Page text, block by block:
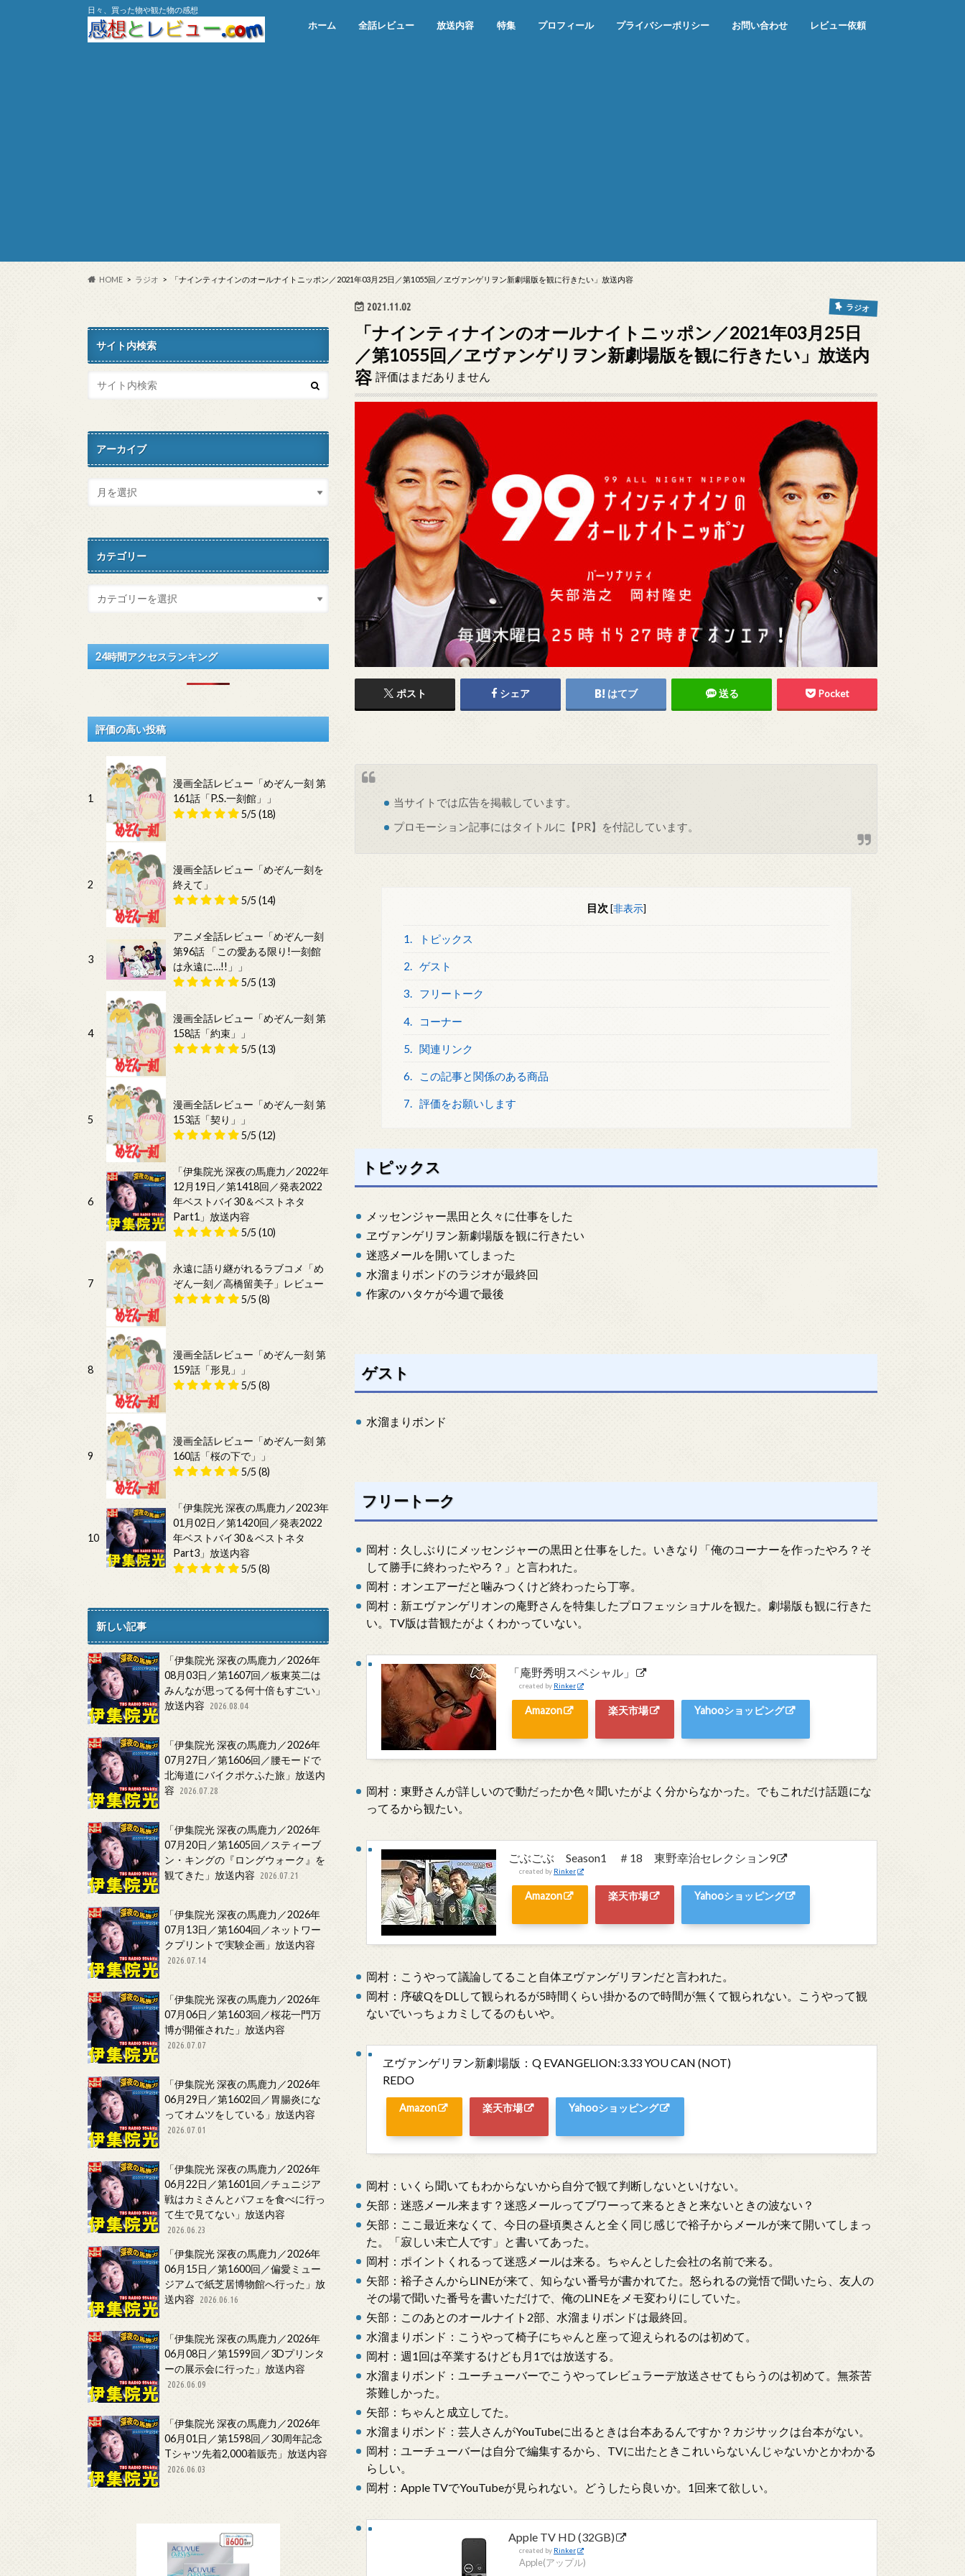
日々、買った物や観た物の感想
ホーム 全話レビュー 放送内容 特集 プロフィール プライバシーポリシー お問い合わせ レビュー依頼
HOME ラジオ 「ナインティナインのオールナイトニッポン／2021年03月25日／第1055回／ヱヴァンゲリヲン新劇場版を観に行きたい」放送内容
2021.11.02 ラジオ
「ナインティナインのオールナイトニッポン／2021年03月25日
／第1055回／ヱヴァンゲリヲン新劇場版を観に行きたい」放送内
容 評価はまだありません
ポスト シェア はてブ 送る Pocket
当サイトでは広告を掲載しています。
プロモーション記事にはタイトルに【PR】を付記しています。
目次 [非表示]
1. トピックス
2. ゲスト
3. フリートーク
4. コーナー
5. 関連リンク
6. この記事と関係のある商品
7. 評価をお願いします
トピックス
メッセンジャー黒田と久々に仕事をした
ヱヴァンゲリヲン新劇場版を観に行きたい
迷惑メールを開いてしまった
水溜まりボンドのラジオが最終回
作家のハタケが今週で最後
ゲスト
水溜まりボンド
フリートーク
岡村：久しぶりにメッセンジャーの黒田と仕事をした。いきなり「俺のコーナーを作ったやろ？そ
して勝手に終わったやろ？」と言われた。
岡村：オンエアーだと噛みつくけど終わったら丁寧。
岡村：新エヴァンゲリオンの庵野さんを特集したプロフェッショナルを観た。劇場版も観に行きた
い。TV版は昔観たがよくわかっていない。
「庵野秀明スペシャル」
created by Rinker
Amazon 楽天市場 Yahooショッピング
岡村：東野さんが詳しいので動だったか色々聞いたがよく分からなかった。でもこれだけ話題にな
ってるから観たい。
ごぶごぶ Season1 ＃18 東野幸治セレクション9
created by Rinker
Amazon 楽天市場 Yahooショッピング
岡村：こうやって議論してること自体ヱヴァンゲリヲンだと言われた。
岡村：序破QをDLして観られるが5時間くらい掛かるので時間が無くて観られない。こうやって観
ないでいっちょカミしてるのもいや。
ヱヴァンゲリヲン新劇場版：Q EVANGELION:3.33 YOU CAN (NOT)
REDO
Amazon 楽天市場 Yahooショッピング
岡村：いくら聞いてもわからないから自分で観て判断しないといけない。
矢部：迷惑メール来ます？迷惑メールってブワーって来るときと来ないときの波ない？
矢部：ここ最近来なくて、今日の昼頃奥さんと全く同じ感じで裕子からメールが来て開いてしまっ
た。「寂しい未亡人です」と書いてあった。
岡村：ポイントくれるって迷惑メールは来る。ちゃんとした会社の名前で来る。
矢部：裕子さんからLINEが来て、知らない番号が書かれてた。怒られるの覚悟で聞いたら、友人の
その場で聞いた番号を書いただけで、俺のLINEをメモ変わりにしていた。
矢部：このあとのオールナイト2部、水溜まりボンドは最終回。
水溜まりボンド：こうやって椅子にちゃんと座って迎えられるのは初めて。
岡村：週1回は卒業するけども月1では放送する。
水溜まりボンド：ユーチューバーでこうやってレビュラーデ放送させてもらうのは初めて。無茶苦
茶難しかった。
矢部：ちゃんと成立してた。
水溜まりボンド：芸人さんがYouTubeに出るときは台本あるんですか？カジサックは台本がない。
岡村：ユーチューバーは自分で編集するから、TVに出たときこれいらないんじゃないかとかわかる
らしい。
岡村：Apple TVでYouTubeが見られない。どうしたら良いか。1回来て欲しい。
Apple TV HD (32GB)
created by Rinker
Apple(アップル)
サイト内検索
アーカイブ
カテゴリー
24時間アクセスランキング
評価の高い投稿
1
漫画全話レビュー「めぞん一刻 第
161話「P.S.一刻館」」
5/5 (18)
2
漫画全話レビュー「めぞん一刻を
終えて」
5/5 (14)
3
アニメ全話レビュー「めぞん一刻
第96話 「この愛ある限り!一刻館
は永遠に…!!」」
5/5 (13)
4
漫画全話レビュー「めぞん一刻 第
158話「約束」」
5/5 (13)
5
漫画全話レビュー「めぞん一刻 第
153話「契り」」
5/5 (12)
6
「伊集院光 深夜の馬鹿力／2022年
12月19日／第1418回／発表2022
年ベストバイ30＆ベストネタ
Part1」放送内容
5/5 (10)
7
永遠に語り継がれるラブコメ「め
ぞん一刻／高橋留美子」レビュー
5/5 (8)
8
漫画全話レビュー「めぞん一刻 第
159話「形見」」
5/5 (8)
9
漫画全話レビュー「めぞん一刻 第
160話「桜の下で」」
5/5 (8)
10
「伊集院光 深夜の馬鹿力／2023年
01月02日／第1420回／発表2022
年ベストバイ30＆ベストネタ
Part3」放送内容
5/5 (8)
新しい記事
「伊集院光 深夜の馬鹿力／2026年
08月03日／第1607回／板東英二は
みんなが思ってる何十倍もすごい」
放送内容
2026.08.04
「伊集院光 深夜の馬鹿力／2026年
07月27日／第1606回／腰モードで
北海道にバイクポケふた旅」放送内
容
2026.07.28
「伊集院光 深夜の馬鹿力／2026年
07月20日／第1605回／スティーブ
ン・キングの『ロングウォーク』を
観てきた」放送内容
2026.07.21
「伊集院光 深夜の馬鹿力／2026年
07月13日／第1604回／ネットワー
クプリントで実験企画」放送内容
2026.07.14
「伊集院光 深夜の馬鹿力／2026年
07月06日／第1603回／桜花一門万
博が開催された」放送内容
2026.07.07
「伊集院光 深夜の馬鹿力／2026年
06月29日／第1602回／胃腸炎にな
ってオムツをしている」放送内容
2026.07.01
「伊集院光 深夜の馬鹿力／2026年
06月22日／第1601回／チュニジア
戦はカミさんとパフェを食べに行っ
て生で見てない」放送内容
2026.06.23
「伊集院光 深夜の馬鹿力／2026年
06月15日／第1600回／偏愛ミュー
ジアムで紙芝居博物館へ行った」放
送内容
2026.06.16
「伊集院光 深夜の馬鹿力／2026年
06月08日／第1599回／3Dプリンタ
ーの展示会に行った」放送内容
2026.06.09
「伊集院光 深夜の馬鹿力／2026年
06月01日／第1598回／30周年記念
Tシャツ先着2,000着販売」放送内容
2026.06.03